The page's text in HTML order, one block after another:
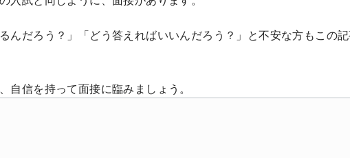
んだろう？」「どう答えればいいんだろう？」と不安な方もこの
自信を持って面接に臨みましょう。